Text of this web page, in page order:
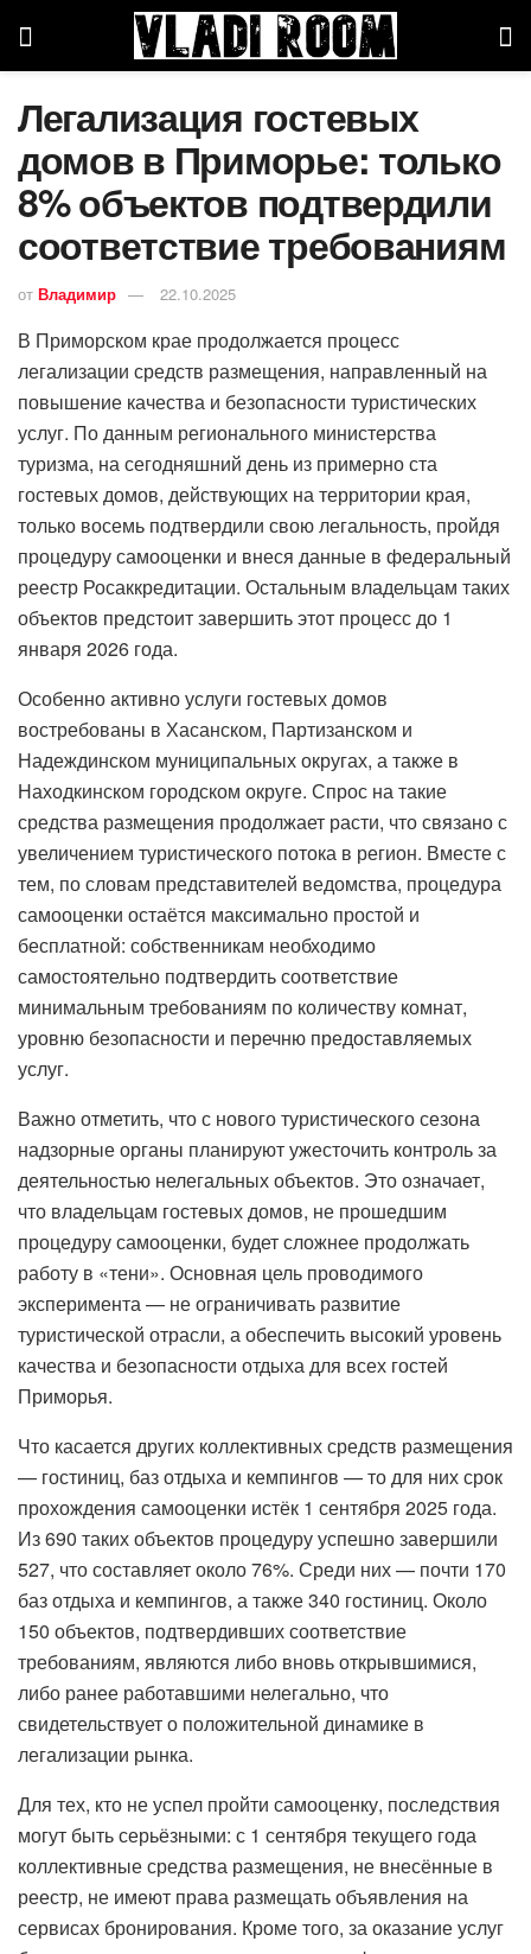
Легализация гостевых
домов в Приморье: только
8% объектов подтвердили
соответствие требованиям
от Владимир 22.10.2025
В Приморском крае продолжается процесс
легализации средств размещения, направленный на
повышение качества и безопасности туристических
услуг. По данным регионального министерства
туризма, на сегодняшний день из примерно ста
гостевых домов, действующих на территории края,
только восемь подтвердили свою легальность, пройдя
процедуру самооценки и внеся данные в федеральный
реестр Росаккредитации. Остальным владельцам таких
объектов предстоит завершить этот процесс до 1
января 2026 года.
Особенно активно услуги гостевых домов
востребованы в Хасанском, Партизанском и
Надеждинском муниципальных округах, а также в
Находкинском городском округе. Спрос на такие
средства размещения продолжает расти, что связано с
увеличением туристического потока в регион. Вместе с
тем, по словам представителей ведомства, процедура
самооценки остаётся максимально простой и
бесплатной: собственникам необходимо
самостоятельно подтвердить соответствие
минимальным требованиям по количеству комнат,
уровню безопасности и перечню предоставляемых
услуг.
Важно отметить, что с нового туристического сезона
надзорные органы планируют ужесточить контроль за
деятельностью нелегальных объектов. Это означает,
что владельцам гостевых домов, не прошедшим
процедуру самооценки, будет сложнее продолжать
работу в «тени». Основная цель проводимого
эксперимента — не ограничивать развитие
туристической отрасли, а обеспечить высокий уровень
качества и безопасности отдыха для всех гостей
Приморья.
Что касается других коллективных средств размещения
— гостиниц, баз отдыха и кемпингов — то для них срок
прохождения самооценки истёк 1 сентября 2025 года.
Из 690 таких объектов процедуру успешно завершили
527, что составляет около 76%. Среди них — почти 170
баз отдыха и кемпингов, а также 340 гостиниц. Около
150 объектов, подтвердивших соответствие
требованиям, являются либо вновь открывшимися,
либо ранее работавшими нелегально, что
свидетельствует о положительной динамике в
легализации рынка.
Для тех, кто не успел пройти самооценку, последствия
могут быть серьёзными: с 1 сентября текущего года
коллективные средства размещения, не внесённые в
реестр, не имеют права размещать объявления на
сервисах бронирования. Кроме того, за оказание услуг